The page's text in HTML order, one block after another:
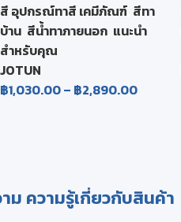
สี อุปกรณ์ทาสี เคมีภัณฑ์ สีทา
บ้าน สีน้ำทาภายนอก แนะนำ
สำหรับคุณ
JOTUN
฿1,030.00– ฿2,890.00
ม ความรู้เกี่ยวกับสินค้า